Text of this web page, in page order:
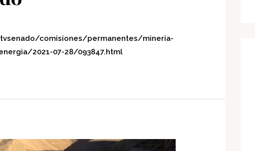
comisiones/permanentes/mineria-
2021-07-28/093847.html